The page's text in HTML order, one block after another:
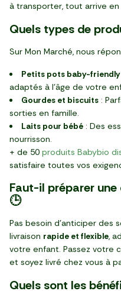
à transporter, tout arrive en
Quels types de
Sur Mon Marché, nous
Petits pots baby-friendly
adaptés à l’âge de votre
Gourdes et biscuits :
sorties en famille.
Laits pour bébé : Des
nourrisson.
+ de 50 produits Babybio
satisfaire toutes vos
Faut-il préparer une
🕒
Pas besoin d’anticiper des
livraison rapide et flexible,
votre enfant. Passez votre
et soyez livré chez vous à
Quels sont les